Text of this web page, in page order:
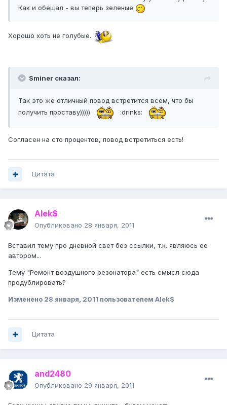
Как и обещал - вы теперь зеленые
Хорошо хоть не голубые.
Sminer сказал:
Так это же отличный повод встретится всем, что бы
получить проставу)))))
:drinks:
Согласен на сто процентов, повод встретиться есть!
Цитата
Alek$
Опубликовано 28 января, 2011
Вставил тему про дневной свет без ссылки, т.к. являюсь ее
автором...
Тему "Ремонт воздушного резонатора" есть смысл сюда
продублировать?
Изменено 28 января, 2011 пользователем Alek$
Цитата
and2480
Опубликовано 29 января, 2011